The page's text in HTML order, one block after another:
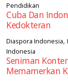
Pendidikan
Cuba Dan
Kedokteran
Diaspora Indonesia,
Indonesia
Seniman
Memamerkan